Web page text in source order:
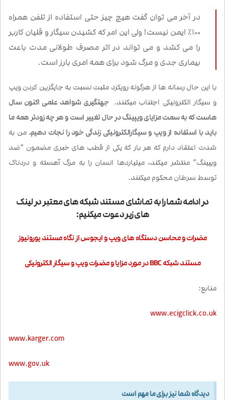
در آخر می توان گفت هیچ چیز حتی استفاده از تلفن همراه
100٪ ایمن نیست! ولی این امر که کشیدن سیگار و قلیان کاربر
را می کشد و می تواند در اثر مصرف طولانی مدت باعث
بیماری جدی و مرگ شود برای همه امری بارز است.
با این حال رسانه ها از هرگونه رویکرد مثبت نسبت به جایگزین کردن ویپ
و سیگار الکترونیکی اجتناب میکنند. جهتگیری شواهد علمی اکنون سال
هاست که به سمت مزایای ویپینگ در حال تغییر است و هر چه زودتر همه ما
باید با استفاده از ویپ و سیگارالکترونیکی زندگی خود را نجات دهیم.من به
شدت اعتقاد دارم که هر بار که یکی از قطب های خبری مضمون “ضد
ویپینگ” منتشر میکند، میلیاردها انسان را به مرگ آهسته و دردناک
توسط سرطان محکوم میکنند.
در ادامه شما را به تماشای مستند شبکه های معتبر در لینک
های زیر دعوت میکنیم:
مضرات و محاسن دستگاه های ویپ و ایجوس از نگاه مستند یورونیوز
مستند شبکه BBC در مورد مزایا و مضرات ویپ و سیگار الکترونیکی
منابع:
www.ecigclick.co.uk
www.karger.com
www.gov.uk
دیدگاه شما نیز برای ما مهم است